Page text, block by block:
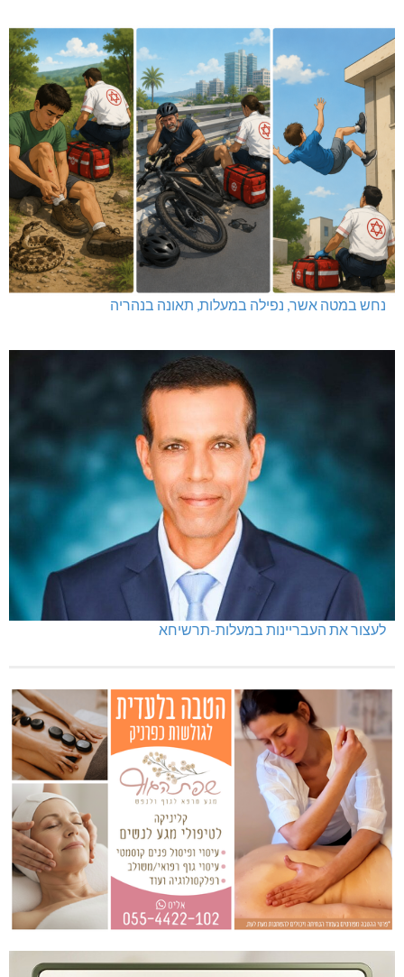
נחש במטה אשר, נפילה במעלות, תאונה בנהריה
לעצור את העבריינות במעלות-תרשיחא